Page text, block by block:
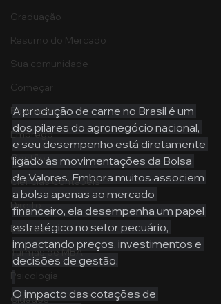
Graduação
Resumo do Mercado
Sua comunidade
Começar
Educação
Emprego
Gestão
Ciências Contábeis
Direito
Bancos
Turmas de MBA
Psicologia
Cidades
A produção de carne no Brasil é um
dos pilares do agronegócio nacional,
e seu desempenho está diretamente
ligado às movimentações da Bolsa
de Valores. Embora muitos associem
a bolsa apenas ao mercado
financeiro, ela desempenha um papel
estratégico no setor pecuário,
impactando preços, investimentos e
decisões de gestão.
O impacto das cotações de